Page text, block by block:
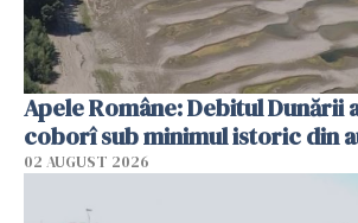
Apele Române: Debitul Dunării
coborî sub minimul istoric din
02 AUGUST 2026